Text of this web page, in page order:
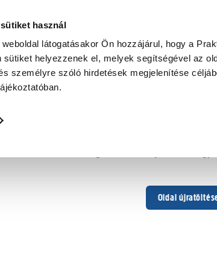
használ
látogatásakor Ön hozzájárul, hogy a
sütiket helyezzenek el, melyek segítségével az
személyre szóló hirdetések megjelenítése
Oldal